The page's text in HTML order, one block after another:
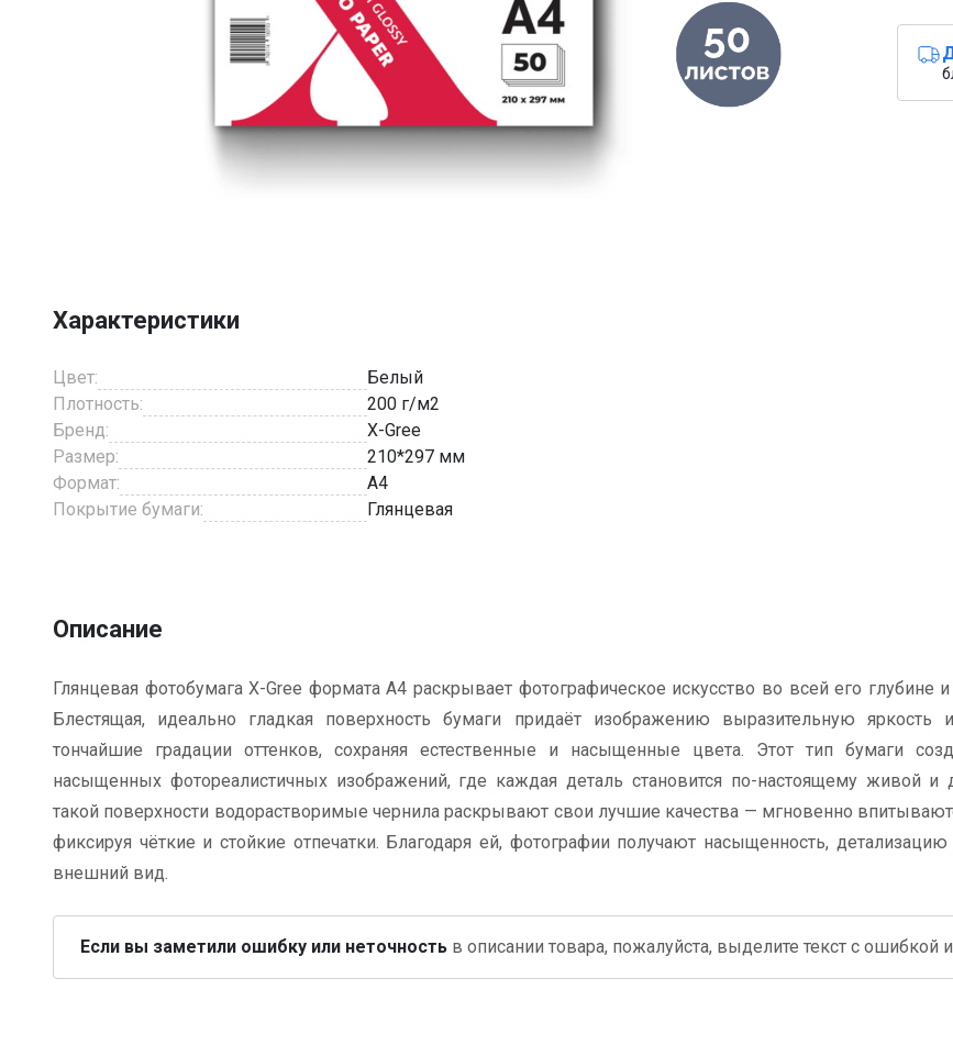
1
Характеристики
Цвет:
Белый
Плотность:
200 г/м2
Бренд:
X-Gree
Размер:
210*297 мм
Формат:
A4
Покрытие бумаги:
Глянцевая
Описание
Глянцевая фотобумага X-Gree формата A4 раскрывает фотографическое искусство во всей его глубине
Блестящая, идеально гладкая поверхность бумаги придаёт изображению выразительную яркость
тончайшие градации оттенков, сохраняя естественные и насыщенные цвета. Этот тип бумаги
насыщенных фотореалистичных изображений, где каждая деталь становится по-настоящему живой и
такой поверхности водорастворимые чернила раскрывают свои лучшие качества — мгновенно
фиксируя чёткие и стойкие отпечатки. Благодаря ей, фотографии получают насыщенность,
внешний вид.
Если вы заметили ошибку или неточность в описании товара, пожалуйста, выделите текст с ошибкой